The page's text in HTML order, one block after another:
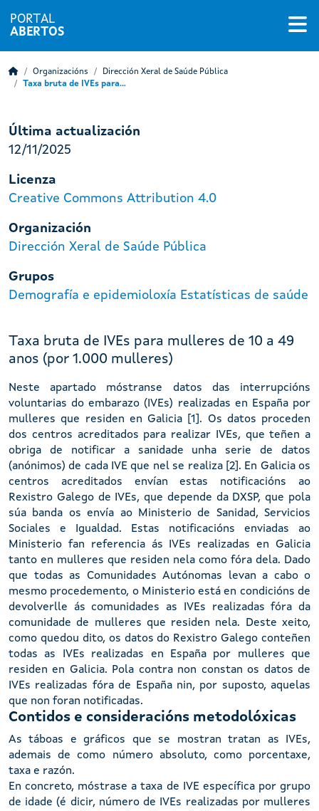
PORTAL
ABERTOS
Organizacións
Dirección Xeral de Saúde Pública
Taxa bruta de IVEs para...
Última actualización
12/11/2025
Licenza
Creative Commons Attribution 4.0
Organización
Dirección Xeral de Saúde Pública
Grupos
Demografía e epidemioloxía Estatísticas de saúde
Taxa bruta de IVEs para mulleres de 10 a 49
anos (por 1.000 mulleres)
Neste apartado móstranse datos das interrupcións
voluntarias do embarazo (IVEs) realizadas en España por
mulleres que residen en Galicia [1]. Os datos proceden
dos centros acreditados para realizar IVEs, que teñen a
obriga de notificar a sanidade unha serie de datos
(anónimos) de cada IVE que nel se realiza [2]. En Galicia os
centros acreditados envían estas notificacións ao
Rexistro Galego de IVEs, que depende da DXSP, que pola
súa banda os envía ao Ministerio de Sanidad, Servicios
Sociales e Igualdad. Estas notificacións enviadas ao
Ministerio fan referencia ás IVEs realizadas en Galicia
tanto en mulleres que residen nela como fóra dela. Dado
que todas as Comunidades Autónomas levan a cabo o
mesmo procedemento, o Ministerio está en condicións de
devolverlle ás comunidades as IVEs realizadas fóra da
comunidade de mulleres que residen nela. Deste xeito,
como quedou dito, os datos do Rexistro Galego conteñen
todas as IVEs realizadas en España por mulleres que
residen en Galicia. Pola contra non constan os datos de
IVEs realizadas fóra de España nin, por suposto, aquelas
que non foran notificadas.
Contidos e consideracións metodolóxicas
As táboas e gráficos que se mostran tratan as IVEs,
ademais de como número absoluto, como porcentaxe,
taxa e razón.
En concreto, móstrase a taxa de IVE específica por grupo
de idade (é dicir, número de IVEs realizadas por mulleres